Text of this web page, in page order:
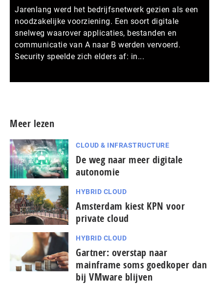
Jarenlang werd het bedrijfsnetwerk gezien als een
noodzakelijke voorziening. Een soort digitale
snelweg waarover applicaties, bestanden en
communicatie van A naar B werden vervoerd.
Security speelde zich elders af: in...
Meer lezen
CLOUD & INFRASTRUCTURE
De weg naar meer digitale
autonomie
HYBRID CLOUD
Amsterdam kiest KPN voor
private cloud
HYBRID CLOUD
Gartner: overstap naar
mainframe soms goedkoper dan
bij VMware blijven